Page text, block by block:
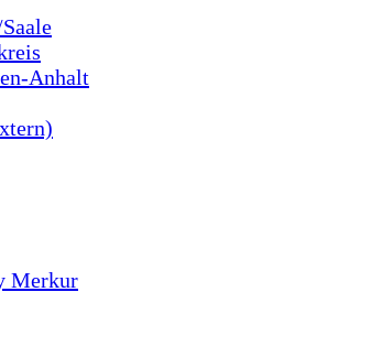
Anhalt
Merkur